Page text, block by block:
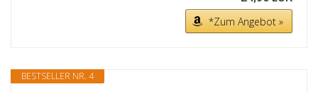
*Zum Angebot »
BESTSELLER NR. 4